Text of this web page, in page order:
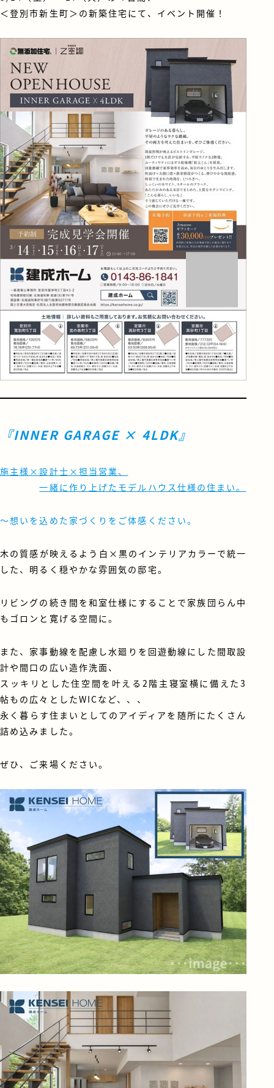
＜登別市新生町＞の新築住宅にて、イベント開催！
『INNER GARAGE × 4LDK』
施主様×設計士×担当営業、
一緒に作り上げたモデルハウス仕様の住まい。
～想いを込めた家づくりをご体感ください。
木の質感が映えるよう白×黒のインテリアカラーで統一
した、明るく穏やかな雰囲気の邸宅。
リビングの続き間を和室仕様にすることで家族団らん中
もゴロンと寛げる空間に。
また、家事動線を配慮し水廻りを回遊動線にした間取設
計や間口の広い造作洗面、
スッキリとした住空間を叶える2階主寝室横に備えた3
帖もの広々としたWICなど、、、
永く暮らす住まいとしてのアイディアを随所にたくさん
詰め込みました。
ぜひ、ご来場ください。